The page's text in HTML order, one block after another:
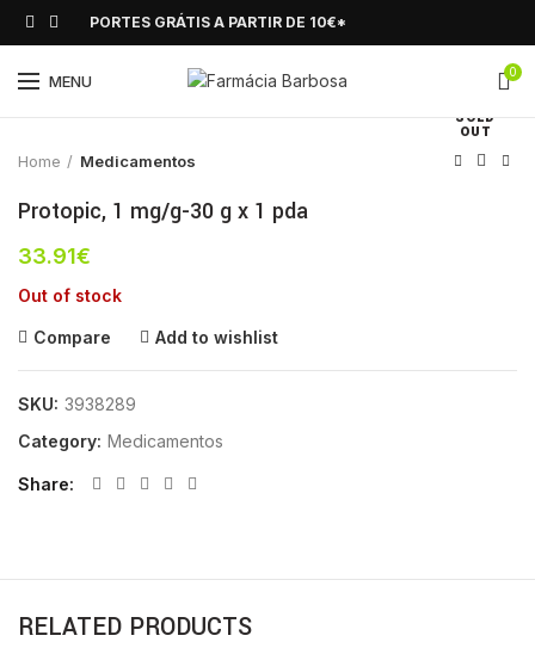
PORTES GRÁTIS A PARTIR DE 10€*
MENU 0
SOLD
OUT
Click to enlarge
Home Medicamentos
Protopic, 1 mg/g-30 g x 1 pda
33.91€
Out of stock
Compare Add to wishlist
SKU: 3938289
Category: Medicamentos
Share
RELATED PRODUCTS